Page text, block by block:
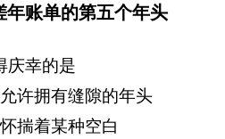
年账单的第五个年头
庆幸的是
许拥有缝隙的年头
揣着某种空白